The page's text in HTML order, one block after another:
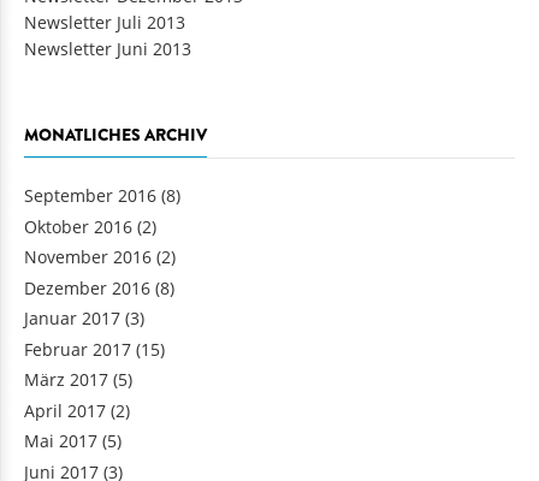
Newsletter Juli 2013
Newsletter Juni 2013
MONATLICHES ARCHIV
September 2016 (8)
Oktober 2016 (2)
November 2016 (2)
Dezember 2016 (8)
Januar 2017 (3)
Februar 2017 (15)
März 2017 (5)
April 2017 (2)
Mai 2017 (5)
Juni 2017 (3)